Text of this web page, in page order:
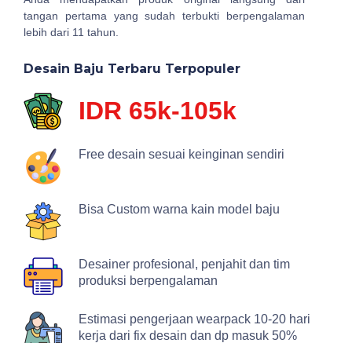
tangan pertama yang sudah terbukti berpengalaman
lebih dari 11 tahun.
Desain Baju Terbaru Terpopuler
IDR 65k-105k
Free desain sesuai keinginan sendiri
Bisa Custom warna kain model baju
Desainer profesional, penjahit dan tim
produksi berpengalaman
Estimasi pengerjaan wearpack 10-20 hari
kerja dari fix desain dan dp masuk 50%